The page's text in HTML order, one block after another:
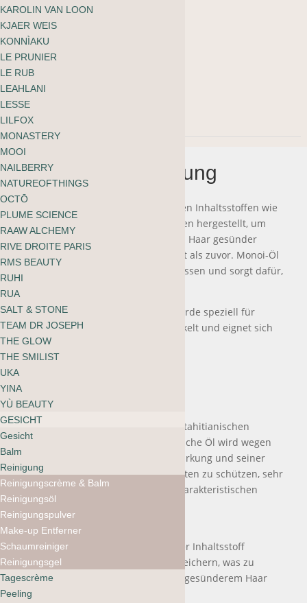
Vorrätig
Innersense
Bright
Balance
Hairbath
-
In den Warenkorb
Beschreibung
Es wurde sorgfältig mit wohltuenden Inhaltsstoffen wie
nährenden Apfel- und Reis-Extrakten hergestellt, um
Feuchtigkeit zu binden, so dass das Haar gesünder
aussieht und sich gesünder anfühlt als zuvor. Monoi-Öl
schützt die Haare vor Umwelteinflüssen und sorgt dafür,
Diese pflegende, vegane Formel wurde speziell für
blonde und graue Farbtöne entwickelt und eignet sich
für alle Haartypen und -texturen.
Monoi Oil
Dieses aus den Blütenblättern der tahitianischen
Gardenie gewonnene, Vitamin-E-reiche Öl wird wegen
seiner feuchtigkeitsspendenden Wirkung und seiner
Fähigkeit, das Haar vor den Elementen zu schützen, sehr
geschätzt. Bonuspunkte für den charakteristischen
stimmungsaufhellenden Duft.
Apfel Extrakt
Als natürlicher Nährstoff hilft dieser Inhaltsstoff
Feuchtigkeit anzuziehen und zu speichern, was zu
weicherem, geschmeidigerem und gesünderem Haar
führt.
KAROLIN VAN LOON
KJAER WEIS
KONNÌAKU
LE PRUNIER
LE RUB
LEAHLANI
LESSE
LILFOX
MONASTERY
MOOI
NAILBERRY
NATUREOFTHINGS
OCTŌ
PLUME SCIENCE
RAAW ALCHEMY
RIVE DROITE PARIS
RMS BEAUTY
RUHI
RUA
SALT & STONE
TEAM DR JOSEPH
THE GLOW
THE SMILIST
UKA
YINA
YÙ BEAUTY
GESICHT
Gesicht
Balm
Reinigung
Reinigungscrème & Balm
Reinigungsöl
Reinigungspulver
Make-up Entferner
Schaumreiniger
Reinigungsgel
Tagescrème
Peeling